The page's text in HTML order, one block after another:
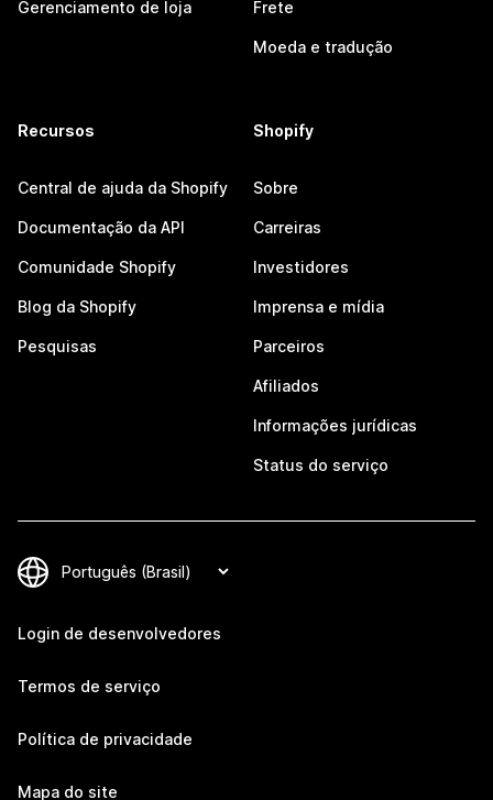
Gerenciamento de loja Frete
Moeda e tradução
Recursos
Central de ajuda da Shopify
Documentação da API
Comunidade Shopify
Blog da Shopify
Pesquisas
Shopify
Sobre
Carreiras
Investidores
Imprensa e mídia
Parceiros
Afiliados
Informações jurídicas
Status do serviço
Login de desenvolvedores
Termos de serviço
Política de privacidade
Mapa do site